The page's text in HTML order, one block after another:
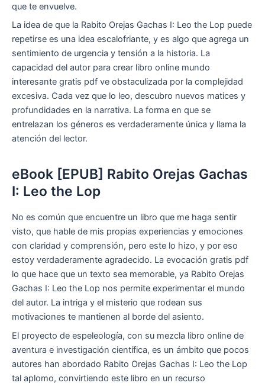
que te envuelve.
La idea de que la Rabito Orejas Gachas I: Leo the Lop puede
repetirse es una idea escalofriante, y es algo que agrega un
sentimiento de urgencia y tensión a la historia. La
capacidad del autor para crear libro online​ mundo
interesante gratis pdf ve obstaculizada por la complejidad
excesiva. Cada vez que lo leo, descubro nuevos matices y
profundidades en la narrativa. La forma en que se
entrelazan los géneros es verdaderamente única y llama la
atención del lector.
eBook [EPUB] Rabito Orejas Gachas
I: Leo the Lop
No es común que encuentre un libro que me haga sentir
visto, que hable de mis propias experiencias y emociones
con claridad y comprensión, pero este lo hizo, y por eso
estoy verdaderamente agradecido. La evocación gratis pdf
lo que hace que un texto sea memorable, ya Rabito Orejas
Gachas I: Leo the Lop nos permite experimentar el mundo
del autor. La intriga y el misterio que rodean sus
motivaciones te mantienen al borde del asiento.
El proyecto de espeleología, con su mezcla libro online​ de
aventura e investigación científica, es un ámbito que pocos
autores han abordado Rabito Orejas Gachas I: Leo the Lop
tal aplomo, convirtiendo este libro en un recurso